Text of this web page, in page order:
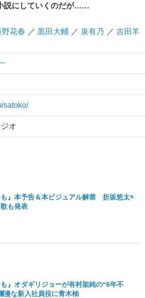
説にしていくのだが……
野花春 ／ 黒田大輔 ／ 泉有乃 ／ 吉田羊
satoko/
オ
』本予告＆本ビジュアル解禁 折坂悠太×
も発表
』オダギリジョーが有村架純の“6年不
な新入社員役に青木柚